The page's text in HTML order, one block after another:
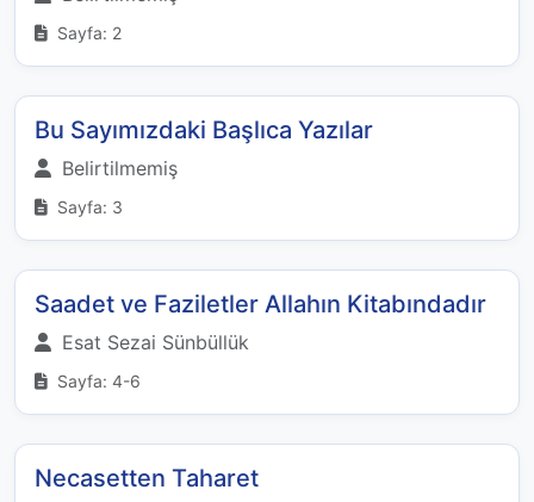
Sayfa: 2
Bu Sayımızdaki Başlıca Yazılar
Belirtilmemiş
Sayfa: 3
Saadet ve Faziletler Allahın Kitabındadır
Esat Sezai Sünbüllük
Sayfa: 4-6
Necasetten Taharet